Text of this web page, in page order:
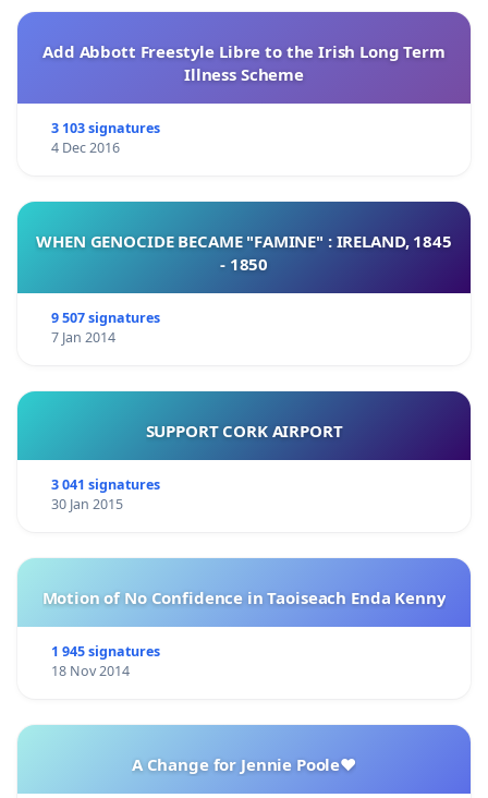
Add Abbott Freestyle Libre to the Irish Long Term
Illness Scheme
3 103 signatures
4 Dec 2016
WHEN GENOCIDE BECAME "FAMINE" : IRELAND, 1845
- 1850
9 507 signatures
7 Jan 2014
SUPPORT CORK AIRPORT
3 041 signatures
30 Jan 2015
Motion of No Confidence in Taoiseach Enda Kenny
1 945 signatures
18 Nov 2014
A Change for Jennie Poole❤️